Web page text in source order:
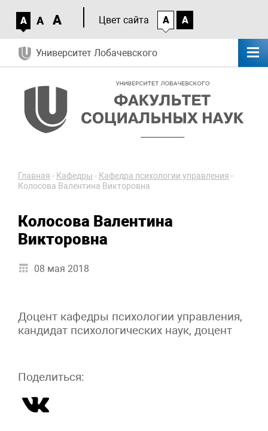
A A A Цвет сайта A A
Университет Лобачевского
Главная - Кафедры - Кафедра психологии управления -
Колосова Валентина Викторовна
Колосова Валентина
Викторовна
08 мая 2018
Доцент кафедры психологии управления,
кандидат психологических наук, доцент
Поделиться: